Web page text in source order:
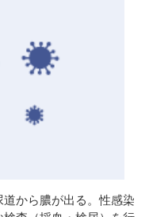
から膿が出る。性感染